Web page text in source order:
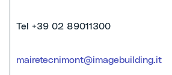
Tel +39 02 89011300
mairetecnimont@imagebuilding.it